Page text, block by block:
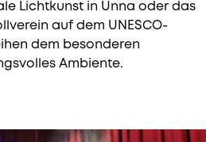
Lichtkunst in Unna oder das
auf dem UNESCO-
dem besonderen
Ambiente.